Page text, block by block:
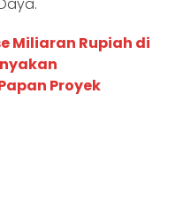
Miliaran Rupiah di
Proyek